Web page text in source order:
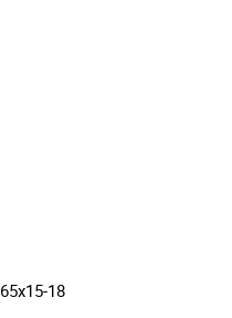
18